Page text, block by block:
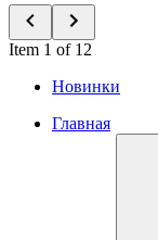
Item 1 of 12
Новинки
Главная